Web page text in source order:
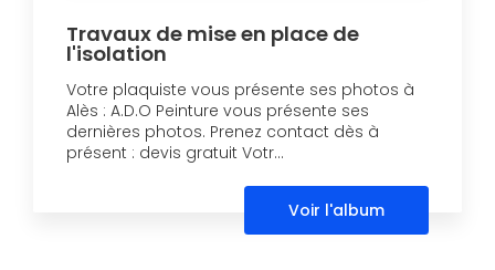
Travaux de mise en place de
l'isolation
Votre plaquiste vous présente ses photos à
Alès : A.D.O Peinture vous présente ses
dernières photos. Prenez contact dès à
présent : devis gratuit Votr...
Voir l'album